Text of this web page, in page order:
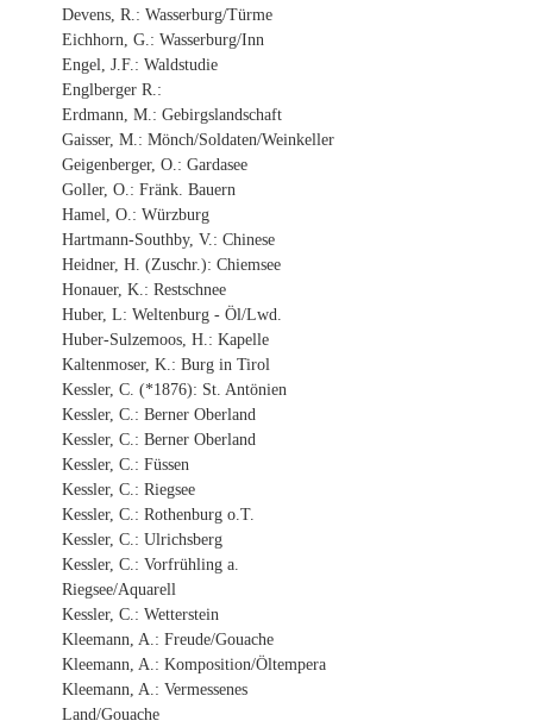
Devens, R.: Wasserburg/Türme
Eichhorn, G.: Wasserburg/Inn
Engel, J.F.: Waldstudie
Englberger R.:
Erdmann, M.: Gebirgslandschaft
Gaisser, M.: Mönch/Soldaten/Weinkeller
Geigenberger, O.: Gardasee
Goller, O.: Fränk. Bauern
Hamel, O.: Würzburg
Hartmann-Southby, V.: Chinese
Heidner, H. (Zuschr.): Chiemsee
Honauer, K.: Restschnee
Huber, L: Weltenburg - Öl/Lwd.
Huber-Sulzemoos, H.: Kapelle
Kaltenmoser, K.: Burg in Tirol
Kessler, C. (*1876): St. Antönien
Kessler, C.: Berner Oberland
Kessler, C.: Berner Oberland
Kessler, C.: Füssen
Kessler, C.: Riegsee
Kessler, C.: Rothenburg o.T.
Kessler, C.: Ulrichsberg
Kessler, C.: Vorfrühling a.
Riegsee/Aquarell
Kessler, C.: Wetterstein
Kleemann, A.: Freude/Gouache
Kleemann, A.: Komposition/Öltempera
Kleemann, A.: Vermessenes
Land/Gouache